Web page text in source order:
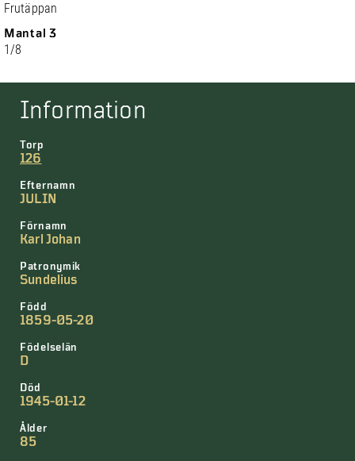
Frutäppan
Mantal 3
1/8
Information
Torp
126
Efternamn
JULIN
Förnamn
Karl Johan
Patronymik
Sundelius
Född
1859-05-20
Födelselän
D
Död
1945-01-12
Ålder
85